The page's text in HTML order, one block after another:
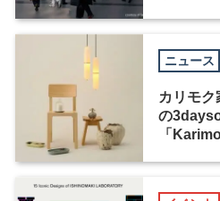
ニュース
カリモ
の
「